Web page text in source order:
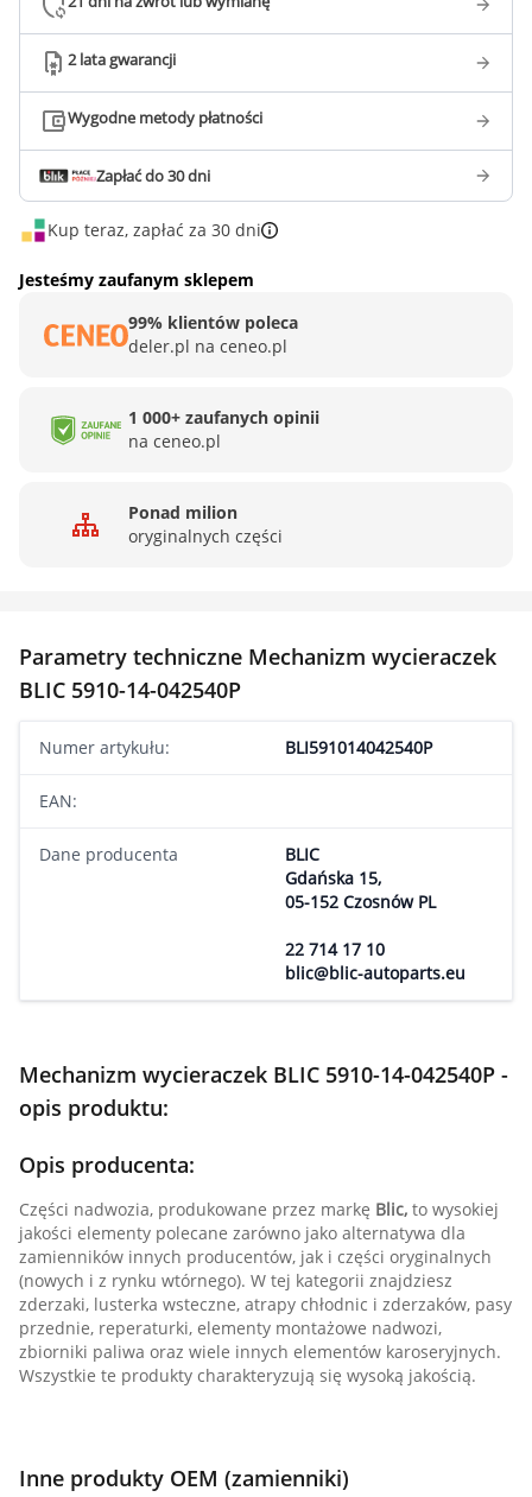
2 lata gwarancji
Wygodne metody płatności
Zapłać do 30 dni
Kup teraz, zapłać za 30 dni
Jesteśmy zaufanym sklepem
99% klientów poleca
deler.pl na ceneo.pl
1 000+ zaufanych opinii
na ceneo.pl
Ponad milion
oryginalnych części
Parametry techniczne Mechanizm wycieraczek
BLIC 5910-14-042540P
Numer artykułu: BLI591014042540P
EAN:
Dane producenta
BLIC
Gdańska 15,
05-152 Czosnów PL
22 714 17 10
blic@blic-autoparts.eu
Mechanizm wycieraczek BLIC 5910-14-042540P -
opis produktu:
Opis producenta:
Części nadwozia, produkowane przez markę Blic, to wysokiej
jakości elementy polecane zarówno jako alternatywa dla
zamienników innych producentów, jak i części oryginalnych
(nowych i z rynku wtórnego). W tej kategorii znajdziesz
zderzaki, lusterka wsteczne, atrapy chłodnic i zderzaków, pasy
przednie, reperaturki, elementy montażowe nadwozi,
zbiorniki paliwa oraz wiele innych elementów karoseryjnych.
Wszystkie te produkty charakteryzują się wysoką jakością.
Inne produkty OEM (zamienniki)